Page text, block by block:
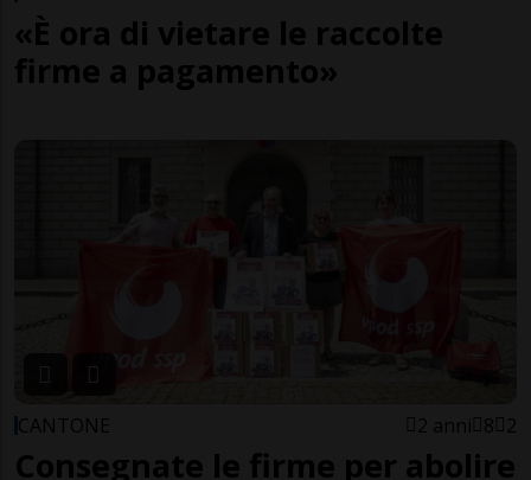
«È ora di vietare le raccolte
firme a pagamento»
CANTONE 2 anni 8 2
Consegnate le firme per abolire